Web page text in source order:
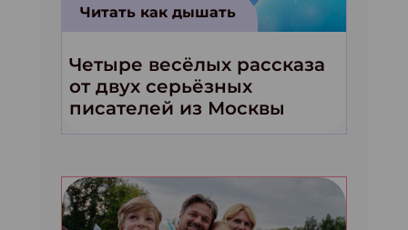
Читать как дышать
Четыре весёлых рассказа
от двух серьёзных
писателей из Москвы